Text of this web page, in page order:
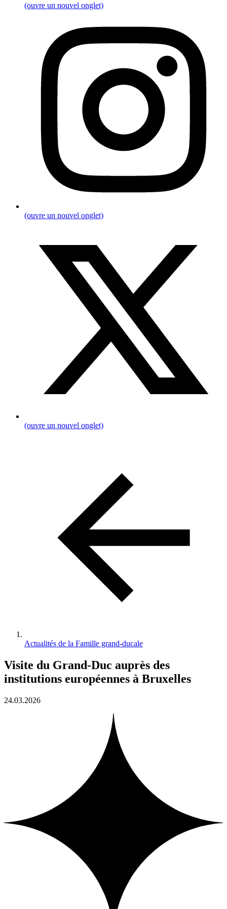
(ouvre un nouvel onglet)
(ouvre un nouvel onglet)
(ouvre un nouvel onglet)
Actualités de la Famille grand-ducale
Visite du Grand-Duc auprès des
institutions européennes à Bruxelles
24.03.2026